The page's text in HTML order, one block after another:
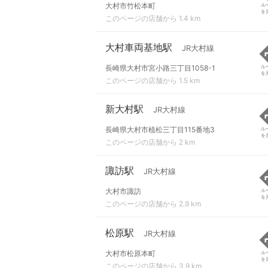
大村市竹松本町
このページの店舗から 1.4 km
ル
を
大村車両基地駅 JR大村線
長崎県大村市宮小路三丁目1058-1
このページの店舗から 1.5 km
ル
を
新大村駅 JR大村線
長崎県大村市植松三丁目115番地3
このページの店舗から 2 km
ル
を
諏訪駅 JR大村線
大村市諏訪
このページの店舗から 2.9 km
ル
を
松原駅 JR大村線
大村市松原本町
このページの店舗から 3.9 km
ル
を